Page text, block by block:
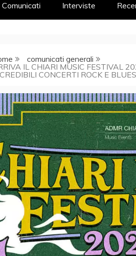
Comunicati Interviste
comunicati generali
IL CHIARI MUSIC FESTIVAL
CONCERTI ROCK E BLUES